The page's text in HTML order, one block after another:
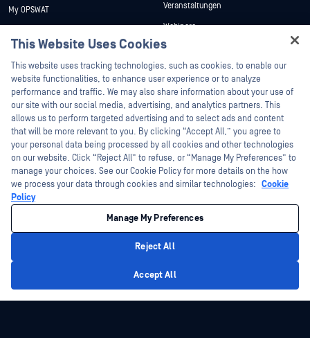
My OPSWAT
Ausbildung
Programm zur Behebung von
Sicherheitslücken
Partner
Zertifizierung
Technologie-Partner
Partner Programm
Veranstaltungen
Webinare
Datenblätter
Weiße Papiere
Kostenlose Tools
©2026 OPSWAT . Alle Rechte vorbehalten. OPSWAT, MetaDefender, Metascan,
MetaAccess, das OPSWAT , Trust no File. Trust No Device., OPSWAT , Protecting the
World's Critical Infrastructure, Deep CDR™ Technology, InQuest, das InQuest-Logo,
DFI, RetroHunt, Deep File Inspection und Join the Hunt sind Marken von OPSWAT .
Marken von Drittanbietern sind Eigentum ihrer jeweiligen Inhaber.
Cookie-Präferenzen verwalten
Entscheidungen zum Datenschutz in Kalifornien
This Website Uses Cookies
This website uses tracking technologies, such as cookies, to enable our
website functionalities, to enhance user experience or to analyze
performance and traffic. We may also share information about your use of
our site with our social media, advertising, and analytics partners. This
allows us to perform targeted advertising and to select ads and content
that will be more relevant to you. By clicking “Accept All,” you agree to
your personal data being processed by all cookies and other technologies
on our website. Click “Reject All” to refuse, or “Manage My Preferences” to
manage your choices. See our Cookie Policy for more details on the how
we process your data through cookies and similar technologies: Cookie
Policy
Manage My Preferences
Reject All
Accept All
Hey there!
I'm Ozzy, your OPSWAT virtual assistant.
How can I help you secure what's critical
today?